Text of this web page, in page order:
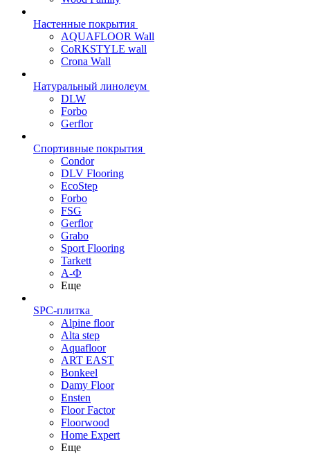
Настенные покрытия
AQUAFLOOR Wall
CoRKSTYLE wall
Crona Wall
Натуральный линолеум
DLW
Forbo
Gerflor
Спортивные покрытия
Condor
DLV Flooring
EcoStep
Forbo
FSG
Gerflor
Grabo
Sport Flooring
Tarkett
А-Ф
Еще
SPC-плитка
Alpine floor
Alta step
Aquafloor
ART EAST
Bonkeel
Damy Floor
Ensten
Floor Factor
Floorwood
Home Expert
Еще